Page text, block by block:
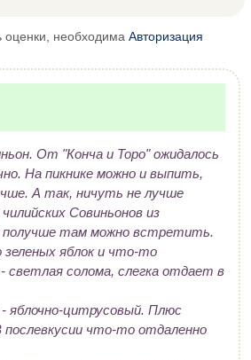
оценки, необходима Авторизация
От "Конча и Торо" ожидалось
На пикнике можно и выпить,
А так, ничуть не лучше
Совиньонов из
получше там можно встретить.
яблок и что-то
светлая солома, слегка отдает в
яблочно-цитрусовый. Плюс
что-то отдаленно